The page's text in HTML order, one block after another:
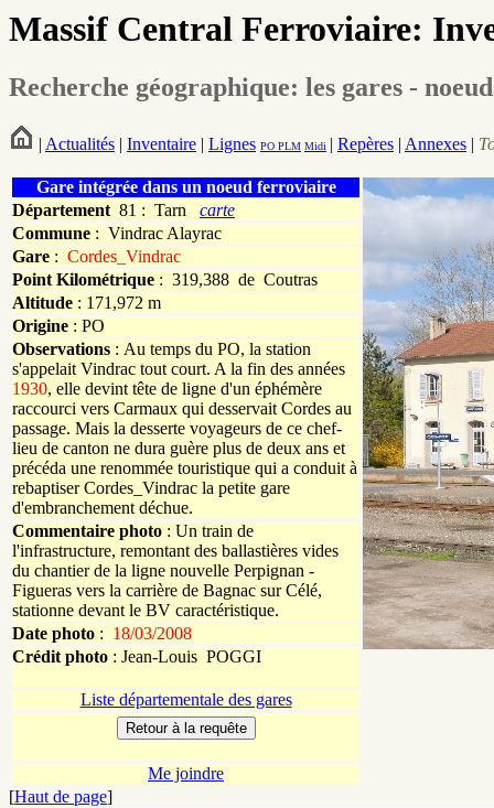
Massif Central Ferroviaire:
Recherche géographique: les gares -
| Actualités | Inventaire | Lignes PO PLM Midi | Repères | Annexes |
Gare intégrée dans un noeud ferroviaire
Département 81 : Tarn carte
Commune : Vindrac Alayrac
Gare : Cordes_Vindrac
Point Kilométrique : 319,388 de Coutras
Altitude : 171,972 m
Origine : PO
Observations : Au temps du PO, la station
s'appelait Vindrac tout court. A la fin des années
1930, elle devint tête de ligne d'un éphémère
raccourci vers Carmaux qui desservait Cordes au
passage. Mais la desserte voyageurs de ce chef-
lieu de canton ne dura guère plus de deux ans et
précéda une renommée touristique qui a conduit à
rebaptiser Cordes_Vindrac la petite gare
d'embranchement déchue.
Commentaire photo : Un train de
l'infrastructure, remontant des ballastières vides
du chantier de la ligne nouvelle Perpignan -
Figueras vers la carrière de Bagnac sur Célé,
stationne devant le BV caractéristique.
Date photo : 18/03/2008
Crédit photo : Jean-Louis POGGI
Liste départementale des gares
Me joindre
[Haut de page]